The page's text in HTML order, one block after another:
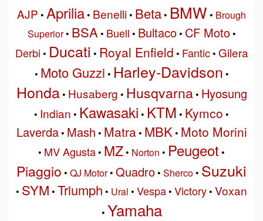
AJP • Aprilia• Benelli• Beta• BMW • Brough
Superior• BSA• Buell • Bultaco• CF Moto•
Derbi • Ducati • Royal Enfield • Fantic• Gilera
• Moto Guzzi • Harley-Davidson •
Honda• Husaberg • Husqvarna• Hyosung
• Indian • Kawasaki • KTM • Kymco •
Laverda• Mash • Matra• MBK• Moto Morini
• MV Agusta• MZ• Norton • Peugeot •
Piaggio • QJ Motor• Quadro• Sherco• Suzuki
• SYM • Triumph • Ural • Vespa• Victory• Voxan
• Yamaha